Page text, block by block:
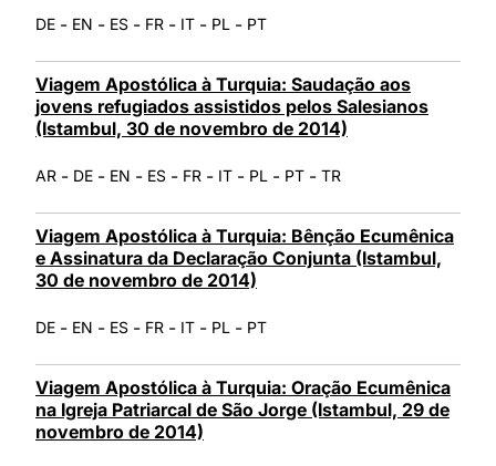
DE - EN - ES - FR - IT - PL - PT
Viagem Apostólica à Turquia: Saudação aos
jovens refugiados assistidos pelos Salesianos
(Istambul, 30 de novembro de 2014)
AR - DE - EN - ES - FR - IT - PL - PT - TR
Viagem Apostólica à Turquia: Bênção Ecumênica
e Assinatura da Declaração Conjunta (Istambul,
30 de novembro de 2014)
DE - EN - ES - FR - IT - PL - PT
Viagem Apostólica à Turquia: Oração Ecumênica
na Igreja Patriarcal de São Jorge (Istambul, 29 de
novembro de 2014)